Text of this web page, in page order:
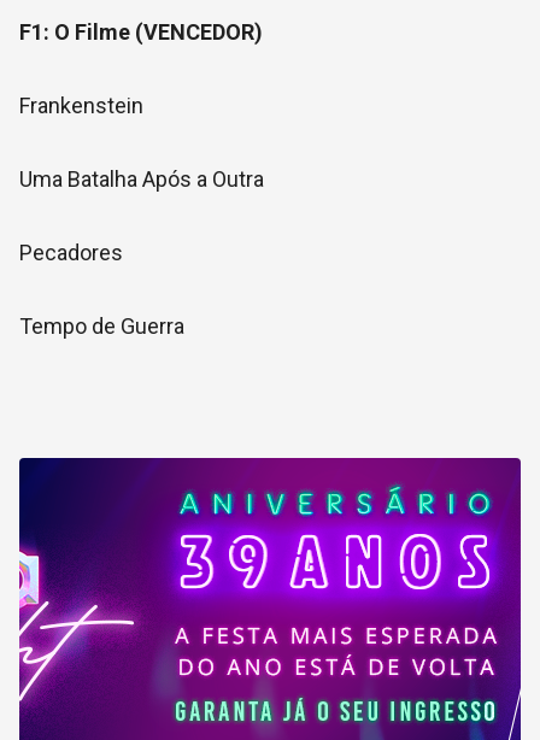
F1: O Filme (VENCEDOR)
Frankenstein
Uma Batalha Após a Outra
Pecadores
Tempo de Guerra